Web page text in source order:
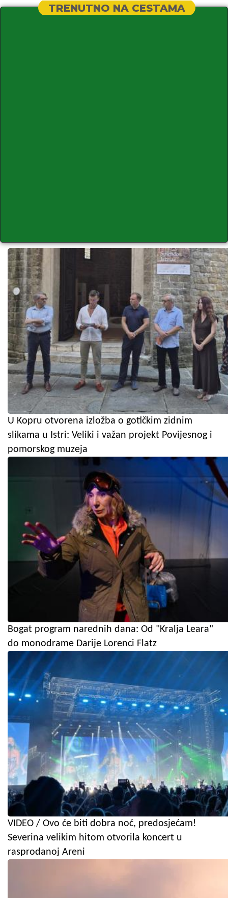
TRENUTNO NA CESTAMA
U Kopru otvorena izložba o gotičkim zidnim
slikama u Istri: Veliki i važan projekt Povijesnog i
pomorskog muzeja
Bogat program narednih dana: Od "Kralja Leara"
do monodrame Darije Lorenci Flatz
VIDEO / Ovo će biti dobra noć, predosjećam!
Severina velikim hitom otvorila koncert u
rasprodanoj Areni